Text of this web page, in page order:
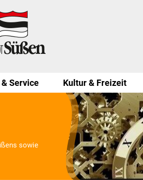
Service Kultur & Freizeit
sowie